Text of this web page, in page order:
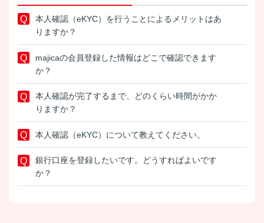
本人確認（eKYC）を行うことによるメリットはあ
りますか？
majicaの会員登録した情報はどこで確認できます
か？
本人確認が完了するまで、どのくらい時間がかか
りますか？
本人確認（eKYC）について教えてください。
銀行口座を登録したいです。どうすればよいです
か？